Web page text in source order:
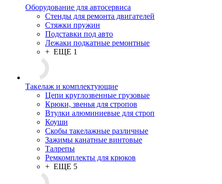
Оборудование для автосервиса
Стенды для ремонта двигателей
Стяжки пружин
Подставки под авто
Лежаки подкатные ремонтные
+ ЕЩЕ 1
Такелаж и комплектующие
Цепи круглозвенные грузовые
Крюки, звенья для стропов
Втулки алюминиевые для строп
Коуши
Скобы такелажные различные
Зажимы канатные винтовые
Талрепы
Ремкомплекты для крюков
+ ЕЩЕ 5